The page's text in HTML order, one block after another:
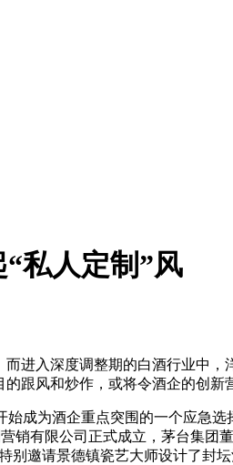
“私人定制”风
入深度调整期的白酒行业中，
跟风和炒作，或将令酒企的创新
为酒企重点突围的一个应急选
销有限公司正式成立，茅台集团
别邀请景德镇瓷艺大师设计了